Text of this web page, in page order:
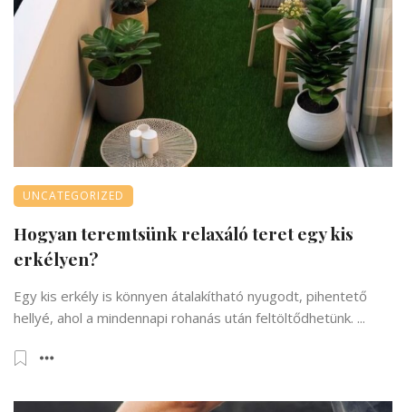
UNCATEGORIZED
Hogyan teremtsünk relaxáló teret egy kis
erkélyen?
Egy kis erkély is könnyen átalakítható nyugodt, pihentető
hellyé, ahol a mindennapi rohanás után feltöltődhetünk. ...